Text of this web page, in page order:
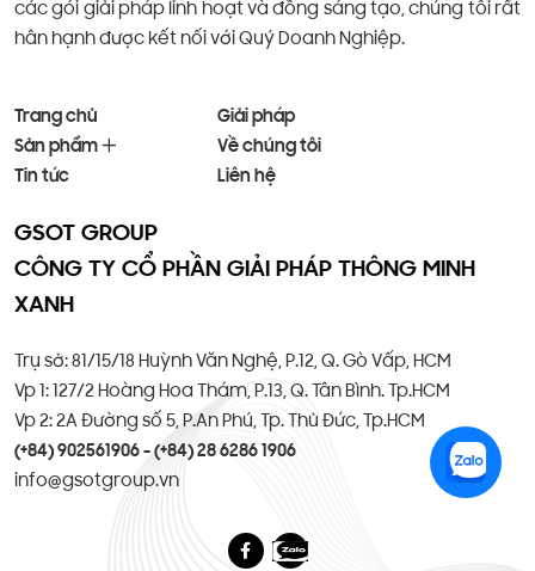
các gói giải pháp linh hoạt và đồng sáng tạo, chúng tôi rất
hân hạnh được kết nối với Quý Doanh Nghiệp.
Trang chủ
Giải pháp
Sản phẩm
Về chúng tôi
Tin tức
Liên hệ
GSOT GROUP
CÔNG TY CỔ PHẦN GIẢI PHÁP THÔNG MINH
XANH
Trụ sở: 81/15/18 Huỳnh Văn Nghệ, P.12, Q. Gò Vấp, HCM
Vp 1: 127/2 Hoàng Hoa Thám, P.13, Q. Tân Bình. Tp.HCM
Vp 2: 2A Đường số 5, P.An Phú, Tp. Thủ Đức, Tp.HCM
(+84) 902561906 - (+84) 28 6286 1906
info@gsotgroup.vn